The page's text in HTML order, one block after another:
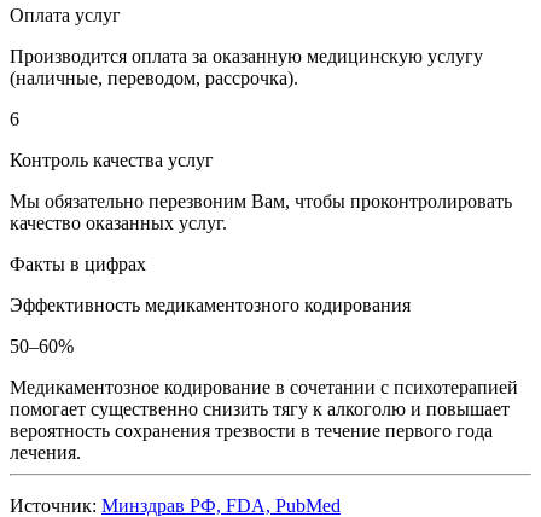
Оплата услуг
Производится оплата за оказанную медицинскую услугу
(наличные, переводом, рассрочка).
6
Контроль качества услуг
Мы обязательно перезвоним Вам, чтобы проконтролировать
качество оказанных услуг.
Факты в цифрах
Эффективность медикаментозного кодирования
50–60%
Медикаментозное кодирование в сочетании с психотерапией
помогает существенно снизить тягу к алкоголю и повышает
вероятность сохранения трезвости в течение первого года
лечения.
Источник: Минздрав РФ, FDA, PubMed